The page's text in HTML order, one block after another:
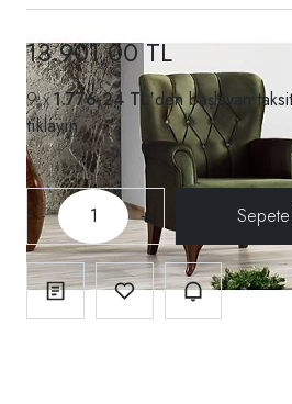
13.901,00 TL
1.776,24 TL'den başlayan
tıklayın.
- +